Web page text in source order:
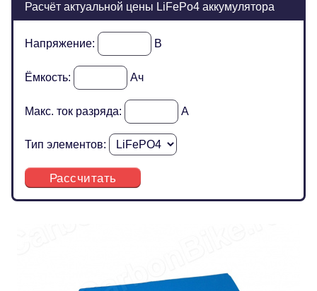
Расчёт актуальной цены LiFePo4 аккумулятора
Напряжение: В
Ёмкость: Ач
Макс. ток разряда: А
Тип элементов:
Рассчитать